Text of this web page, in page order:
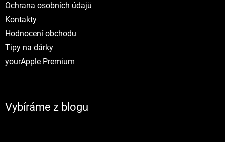
Ochrana osobních údajů
Kontakty
Hodnocení obchodu
Tipy na dárky
yourApple Premium
Vybíráme z blogu